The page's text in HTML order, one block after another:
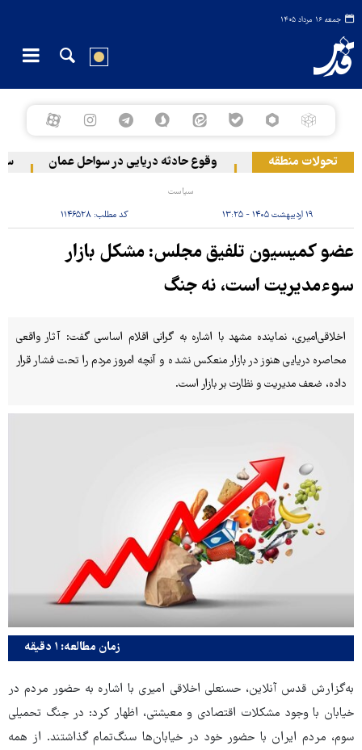
جمعه ۱۶ مرداد ۱۴۰۵
تحولات منطقه
دو منطقه در لبنان وقوع حادثه دریایی در سواحل عمان
سیاست
۱۹ اردیبهشت ۱۴۰۵ - ۱۳:۲۵ کد مطلب: ۱۱۴۶۵۲۸
عضو کمیسیون تلفیق مجلس: مشکل بازار
سوءمدیریت است، نه جنگ
اخلاقی‌امیری، نماینده مشهد با اشاره به گرانی اقلام اساسی گفت: آثار واقعی
محاصره دریایی هنوز در بازار منعکس نشده و آنچه امروز مردم را تحت فشار قرار
داده، ضعف مدیریت و نظارت بر بازار است.
زمان مطالعه: ۱ دقیقه
به‌گزارش قدس آنلاین، حسنعلی اخلاقی‌ امیری با اشاره به حضور مردم در
خیابان با وجود مشکلات اقتصادی و معیشتی، اظهار کرد: در جنگ تحمیلی
سوم، مردم ایران با حضور خود در خیابان‌ها سنگ‌تمام گذاشتند. از همه